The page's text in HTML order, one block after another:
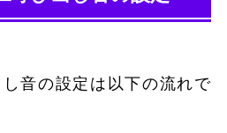
音の設定は以下の流れで